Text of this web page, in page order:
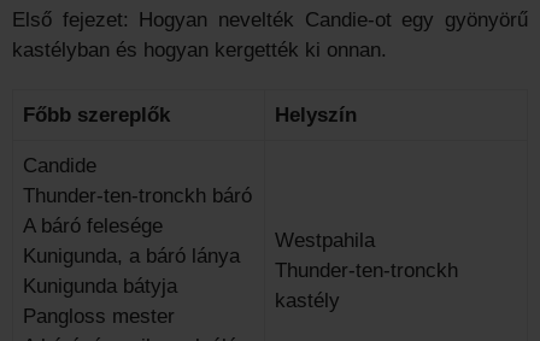
Első fejezet: Hogyan nevelték Candie-ot egy gyönyörű
kastélyban és hogyan kergették ki onnan.
Főbb szereplők Helyszín
Candide
Thunder-ten-tronckh báró
A báró felesége
Kunigunda, a báró lánya
Kunigunda bátyja
Pangloss mester
Westpahila
Thunder-ten-tronckh
kastély